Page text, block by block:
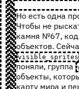
Но есть одна
Чтобы не
камня №67, код
объектов.
visible_sprites
поняли, группа
объекты,
карту мира и